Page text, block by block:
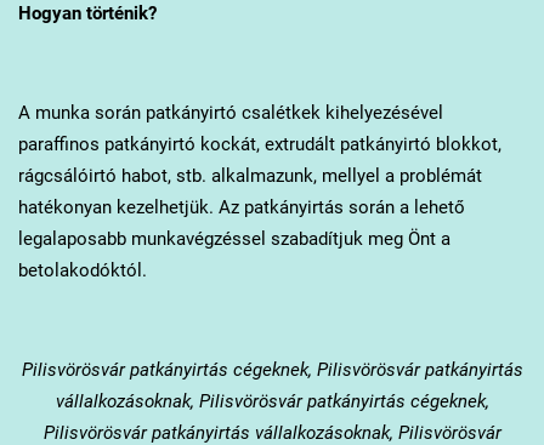
Hogyan történik?
A munka során patkányirtó csalétkek kihelyezésével
paraffinos patkányirtó kockát, extrudált patkányirtó blokkot,
rágcsálóirtó habot, stb. alkalmazunk, mellyel a problémát
hatékonyan kezelhetjük. Az patkányirtás során a lehető
legalaposabb munkavégzéssel szabadítjuk meg Önt a
betolakodóktól.
Pilisvörösvárpatkányirtás cégeknek, Pilisvörösvár patkányirtás
vállalkozásoknak, Pilisvörösvár patkányirtás cégeknek,
Pilisvörösvár patkányirtás vállalkozásoknak, Pilisvörösvár